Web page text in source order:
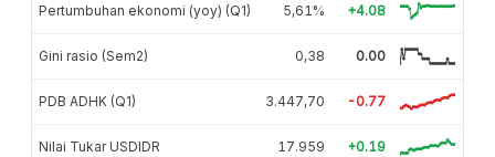
Pertumbuhan ekonomi (yoy) (Q1) 5,61% +4.08
Gini rasio (Sem2) 0,38 0.00
PDB ADHK (Q1) 3.447,70 -0.77
Nilai Tukar USDIDR 17.959 +0.19